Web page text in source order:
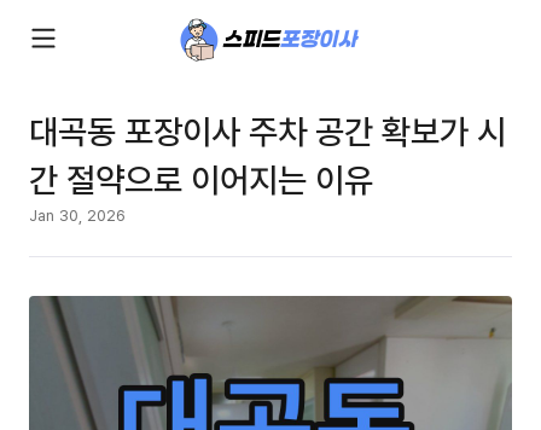
대곡동 포장이사 주차 공간 확보가 시
간 절약으로 이어지는 이유
Jan 30, 2026